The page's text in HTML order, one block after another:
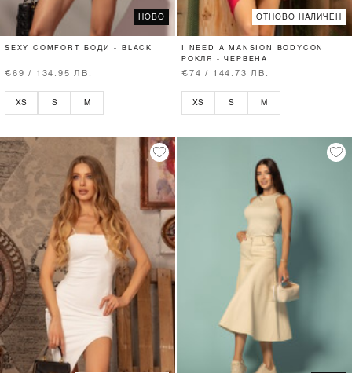
НОВО
SEXY COMFORT БОДИ - BLACK
€69 / 134.95 ЛВ.
XS S M
ОТНОВО НАЛИЧЕН
I NEED A MANSION BODYCON
РОКЛЯ - ЧЕРВЕНА
€74 / 144.73 ЛВ.
XS S M